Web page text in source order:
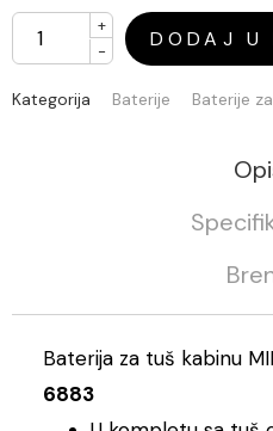
+
-
DODAJ U
Kategorija Baterije Baterije
Baterija za tuš kabinu
6883